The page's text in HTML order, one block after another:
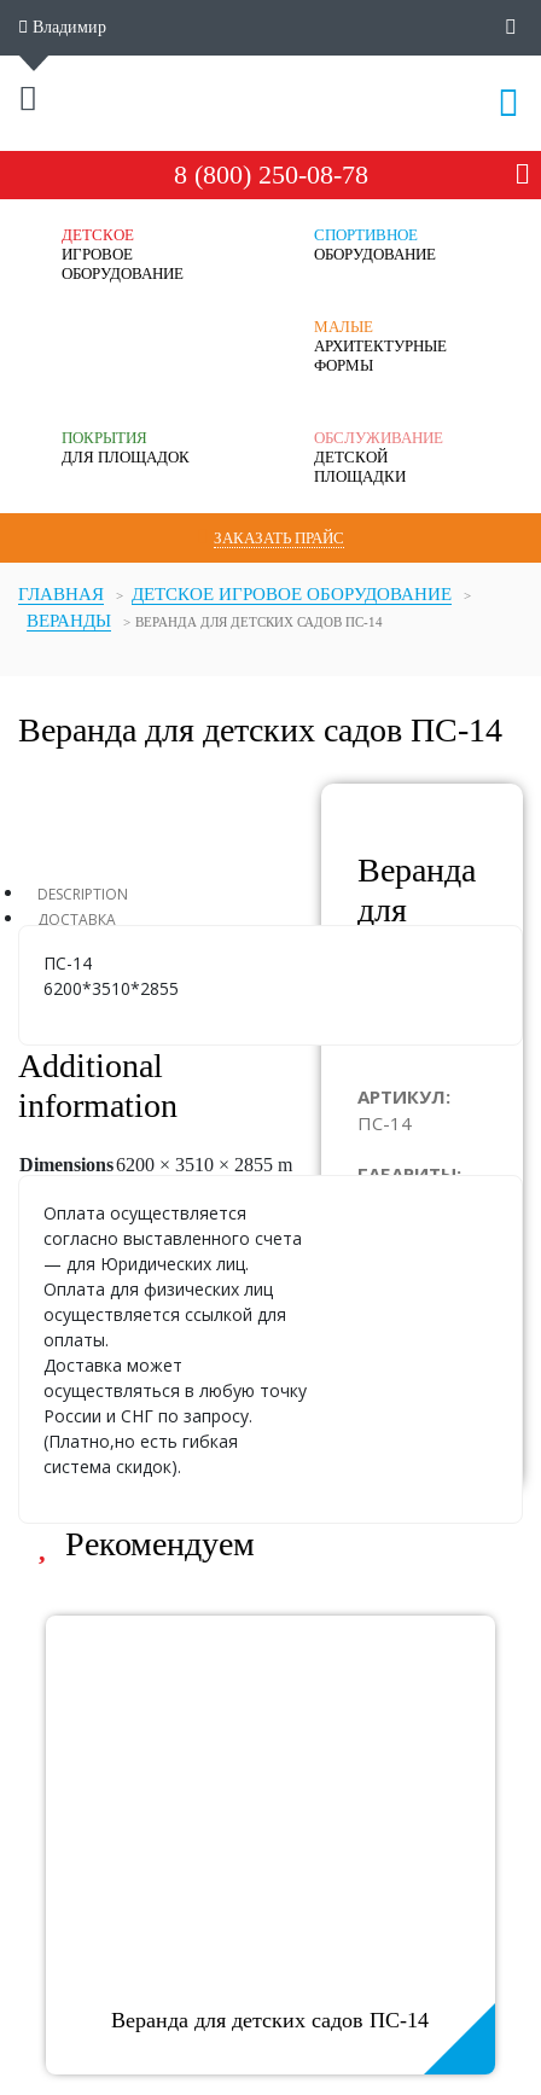
Владимир
8 (800) 250-08-78
ДЕТСКОЕ
ИГРОВОЕ
ОБОРУДОВАНИЕ
СПОРТИВНОЕ
ОБОРУДОВАНИЕ
МАЛЫЕ
АРХИТЕКТУРНЫЕ
ФОРМЫ
ПОКРЫТИЯ
ДЛЯ ПЛОЩАДОК
ОБСЛУЖИВАНИЕ
ДЕТСКОЙ
ПЛОЩАДКИ
ЗАКАЗАТЬ ПРАЙС
ГЛАВНАЯ
ДЕТСКОЕ ИГРОВОЕ ОБОРУДОВАНИЕ
ВЕРАНДЫ
ВЕРАНДА ДЛЯ ДЕТСКИХ САДОВ ПС-14
Веранда для детских садов ПС-14
Веранда
для
АРТИКУЛ:
ПС-14
ГАБАРИТЫ:
DESCRIPTION
ДОСТАВКА
ПС-14
6200*3510*2855
Additional
information
Dimensions6200 × 3510 × 2855 m
Оплата осуществляется
согласно выставленного счета
— для Юридических лиц.
Оплата для физических лиц
осуществляется ссылкой для
оплаты.
Доставка может
осуществляться в любую точку
России и СНГ по запросу.
(Платно,но есть гибкая
система скидок).
Рекомендуем
Веранда для детских садов ПС-14